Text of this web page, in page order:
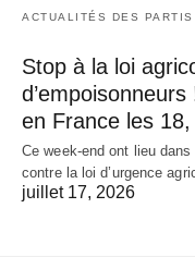
ACTUALITÉS DES
Stop à la loi
en France les
Ce week-end ont lieu
contre la loi d’urgence
juillet 17, 2026